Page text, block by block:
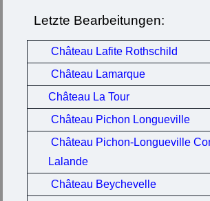
Letzte Bearbeitungen:
Château Lafite Rothschild
Château Lamarque
Château La Tour
Château Pichon Longueville
Château Pichon-Longueville
Lalande
Château Beychevelle